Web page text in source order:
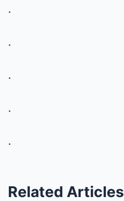
.
.
.
.
.
Related Articles